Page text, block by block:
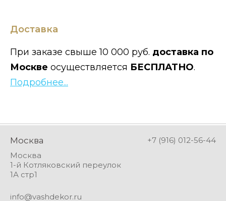
Доставка
При заказе свыше 10 000 руб. доставка по
Москве осуществляется БЕСПЛАТНО.
Подробнее...
Москва
+7 (916) 012-56-44
Москва
1-й Котляковский переулок
1А стр1
info@vashdekor.ru